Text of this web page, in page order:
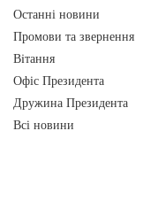
Останні новини
Промови та звернення
Вiтання
Офіс Президента
Дружина Президента
Всі новини